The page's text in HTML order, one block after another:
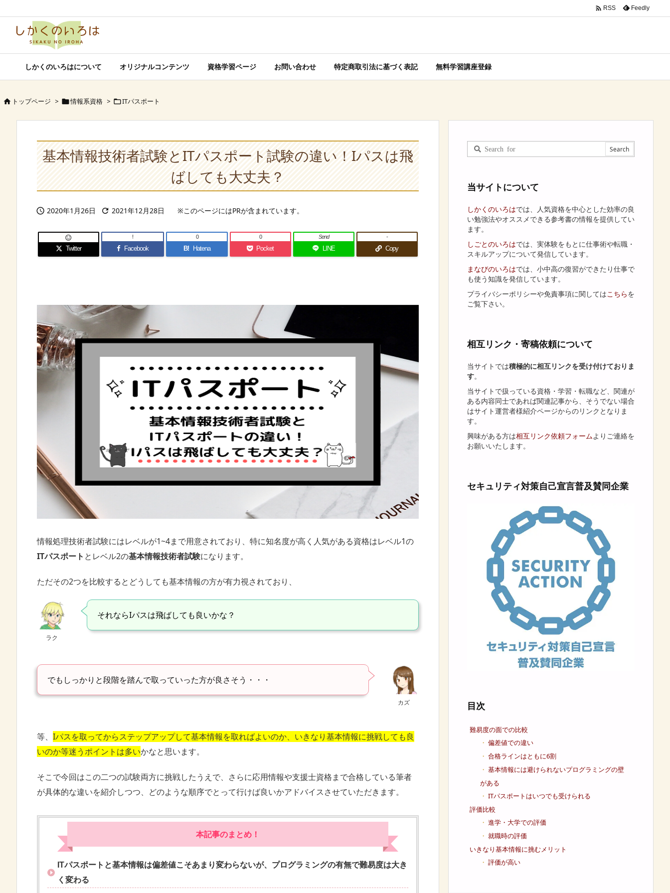
しかくのいろはについて オリジナルコンテンツ 資格学習ページ お問い合わせ 特定商取引法に基づく表記 無料学習講座登録
 RSS Feedly
 トップページ > 情報系資格 > ITパスポート
基本情報技術者試験とITパスポート試験の違い！Iパスは飛
ばしても大丈夫？
 2020年1月26日  2021年12月28日
Twitter

Facebook
!
B! Hatena
0
Pocket
0
LINE
Send
Copy
-
情報処理技術者試験にはレベルが1~4まで用意されており、特に知名度が高く人気がある資格はレベル1の
ITパスポート とレベル2の基本情報技術者試験になります。
ただその2つを比較するとどうしても基本情報の方が有力視されており、
ラク
それならIパスは飛ばしても良いかな？
カズ
でもしっかりと段階を踏んで取っていった方が良さそう・・・
等、 Iパスを取ってからステップアップして基本情報を取ればよいのか、いきなり基本情報に挑戦しても良
いのか等迷うポイントは多いかなと思います。
そこで今回はこの二つの試験両方に挑戦したうえで、さらに応用情報や支援士資格まで合格している筆者
が具体的な違いを紹介しつつ、どのような順序でとって行けば良いかアドバイスさせていただきます。
本記事のまとめ！
ITパスポートと基本情報は偏差値こそあまり変わらないが、プログラミングの有無で難易度は大き
く変わる
当サイトについて
しかくのいろはでは、人気資格を中心とした効率の良
い勉強法やオススメできる参考書の情報を提供してい
ます。
しごとのいろはでは、実体験をもとに仕事術や転職・
スキルアップについて発信しています。
まなびのいろはでは、小中高の復習ができたり仕事で
も使う知識を発信しています。
プライバシーポリシーや免責事項に関してはこちらを
ご覧下さい。
相互リンク・寄稿依頼について
当サイトでは積極的に相互リンクを受け付けておりま
す。
当サイトで扱っている資格・学習・転職など、関連が
ある内容同士であれば関連記事から、そうでない場合
はサイト運営者様紹介ページからのリンクとなりま
す。
興味がある方は相互リンク依頼フォームよりご連絡を
お願いいたします。
セキュリティ対策自己宣言普及賛同企業
目次
難易度の面での比較
偏差値での違い
合格ラインはともに6割
基本情報には避けられないプログラミングの壁
がある
ITパスポートはいつでも受けられる
評価比較
進学・大学での評価
就職時の評価
いきなり基本情報に挑むメリット
評価が高い